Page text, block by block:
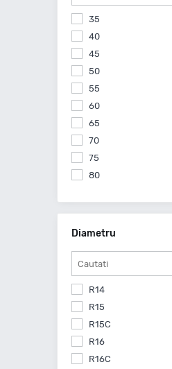
35
40
45
50
55
60
65
70
75
80
Diametru
R14
R15
R15C
R16
R16C